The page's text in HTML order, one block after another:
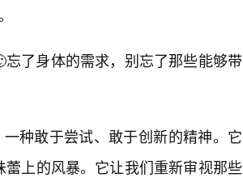
了身体的需求，别忘了那些能够带
种敢于尝试、敢于创新的精神。它
上的风暴。它让我们重新审视那些